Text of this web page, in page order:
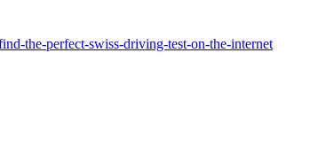
the-perfect-swiss-driving-test-on-the-internet